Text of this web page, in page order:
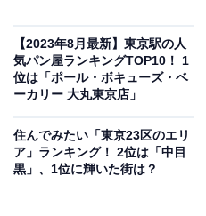
【2023年8月最新】東京駅の人
気パン屋ランキングTOP10！ 1
位は「ポール・ボキューズ・ベ
ーカリー 大丸東京店」
住んでみたい「東京23区のエリ
ア」ランキング！ 2位は「中目
黒」、1位に輝いた街は？